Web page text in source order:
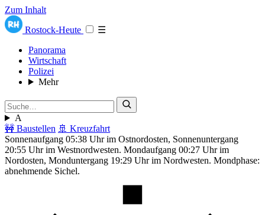
Zum Inhalt
Rostock-Heute
☰
Panorama
Wirtschaft
Polizei
Mehr
A
🚧 Baustellen 🚢 Kreuzfahrt
Sonnenaufgang 05:38 Uhr im Ostnordosten, Sonnenuntergang
20:55 Uhr im Westnordwesten. Mondaufgang 00:27 Uhr im
Nordosten, Monduntergang 19:29 Uhr im Nordwesten. Mondphase:
abnehmende Sichel.